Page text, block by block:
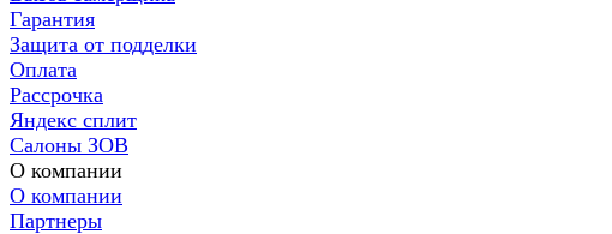
Гарантия
Защита от подделки
Оплата
Рассрочка
Яндекс сплит
Салоны ЗОВ
О компании
О компании
Партнеры